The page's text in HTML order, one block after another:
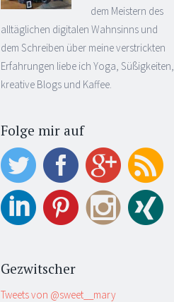
dem Meistern des
alltäglichen digitalen Wahnsinns und
dem Schreiben über meine verstrickten
Erfahrungen liebe ich Yoga, Süßigkeiten,
kreative Blogs und Kaffee.
Folge mir auf
Gezwitscher
Tweets von @sweet__mary